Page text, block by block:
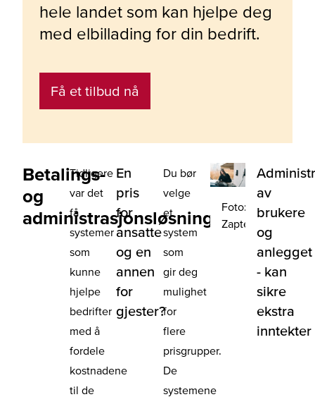
hele landet som kan hjelpe deg
med elbillading for din bedrift.
Få et tilbud nå
Betalings-
og
administrasjonsløsning
Tidligere
var det
få
systemer
som
kunne
hjelpe
bedrifter
med å
fordele
kostnadene
til de
En
pris
for
ansatte
og en
annen
for
gjester?
Du bør
velge
et
system
som
gir deg
mulighet
for
flere
prisgrupper.
De
systemene
Foto:
Zaptec
av
brukere
og
anlegget
- kan
sikre
ekstra
inntekter